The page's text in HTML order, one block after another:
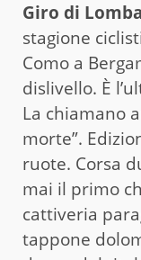
Giro di
stagione
Como a
dislivello. È
La chiamano
morte”.
ruote. Corsa
mai il primo
cattiveria
tappone